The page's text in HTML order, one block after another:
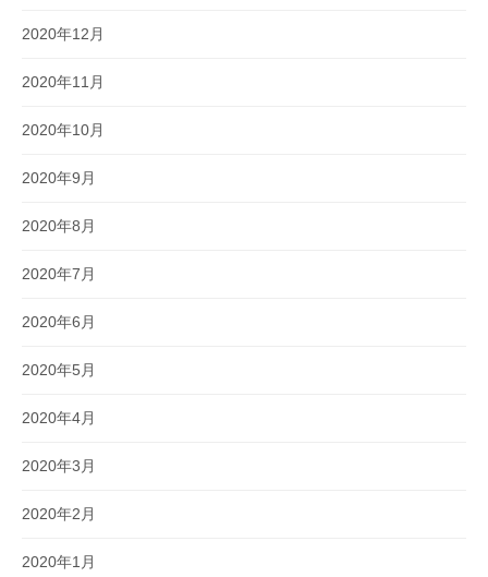
2020年12月
2020年11月
2020年10月
2020年9月
2020年8月
2020年7月
2020年6月
2020年5月
2020年4月
2020年3月
2020年2月
2020年1月